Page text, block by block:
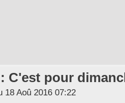
C'est pour
18 Aoû 2016 07:22